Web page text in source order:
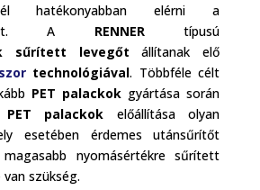
hatékonyabban elérni a
A RENNERtípusú
sűrített levegőt állítanak elő
technológiával. Többféle célt
PET palackok gyártása során
PET palackok előállítása olyan
esetében érdemes utánsűrítőt
nyomásértékre sűrített
szükség.